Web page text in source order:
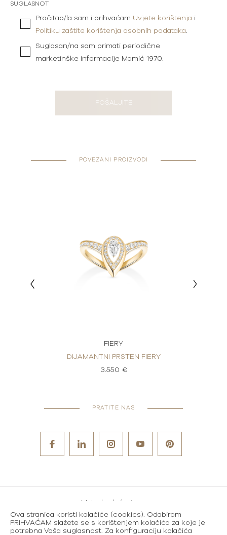
SUGLASNOT
Pročitao/la sam i prihvaćam Uvjete korištenja i
Politiku zaštite korištenja osobnih podataka.
Suglasan/na sam primati periodične
marketinške informacije Mamić 1970.
POŠALJITE
POVEZANI PROIZVODI
FIERY
DIJAMANTNI PRSTEN FIERY
3.550 €
PRATITE NAS
Karijere
Uvjeti korištenja
Ova stranica koristi kolačiće (cookies). Odabirom
PRIHVAĆAM slažete se s korištenjem kolačića za koje je
potrebna Vaša suglasnost. Za konfiguraciju kolačića